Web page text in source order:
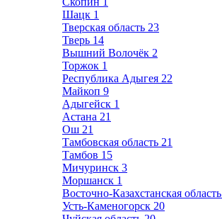
Шацк 1
Тверская область 23
Тверь 14
Вышний Волочёк 2
Торжок 1
Республика Адыгея 22
Майкоп 9
Адыгейск 1
Астана 21
Ош 21
Тамбовская область 21
Тамбов 15
Мичуринск 3
Моршанск 1
Восточно-Казахстанская область
Усть-Каменогорск 20